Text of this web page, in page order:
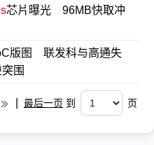
芯片曝光 96MB快取冲
版图 联发科与高通失
围
最后一页 到 页